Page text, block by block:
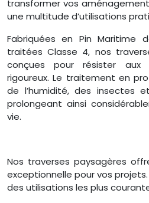
transformer vos
une multitude d’utilisations
Fabriquées en Pin Maritime
traitées Classe 4, nos
conçues pour résister aux
rigoureux. Le traitement en
de l’humidité, des insectes
prolongeant ainsi
vie.
Nos traverses paysagères
exceptionnelle pour vos
des utilisations les plus